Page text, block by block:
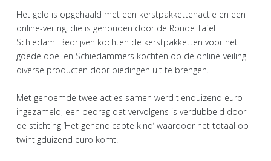
Het geld is opgehaald met een kerstpakkettenactie en een
online-veiling, die is gehouden door de Ronde Tafel
Schiedam. Bedrijven kochten de kerstpakketten voor het
goede doel en Schiedammers kochten op de online-veiling
diverse producten door biedingen uit te brengen.
Met genoemde twee acties samen werd tienduizend euro
ingezameld, een bedrag dat vervolgens is verdubbeld door
de stichting ‘Het gehandicapte kind’ waardoor het totaal op
twintigduizend euro komt.